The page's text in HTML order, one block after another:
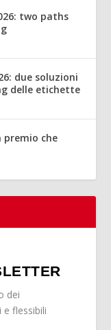
two paths
due soluzioni
delle etichette
premio che
dei
flessibili